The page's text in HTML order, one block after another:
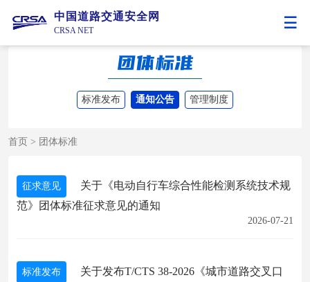
中国道路交通安全网
CRSA NET
标准发布 通知公告 管理制度
首页 > 团体标准
征求意见
关于《电动自行车综合性能检测系统技术规
范》团体标准征求意见的通知
2026-07-21
标准发布
关于发布T/CTS 38-2026《城市道路交叉口